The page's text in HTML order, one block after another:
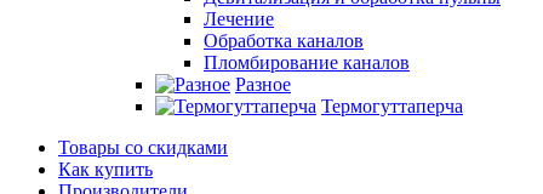
Лечение
Обработка каналов
Пломбирование каналов
Разное
Термогуттаперча
Товары со скидками
Как купить